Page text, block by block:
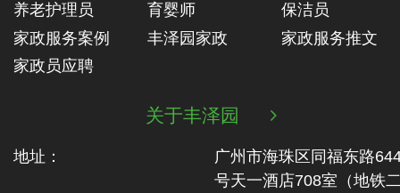
养老护理员
育婴师
保洁员
家政服务案例
丰泽园家政
家政服务推文
家政员应聘
关于丰泽园 
地址：
广州市海珠区同福东路
号天一酒店708室（地铁‬